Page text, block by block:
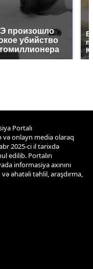
произошло
убийство
Portalı
və onlayn media olaraq
2025-ci il tarixdə
edilib. Portalın
informasiya axınını
əhatəli təhlil, araşdırma,